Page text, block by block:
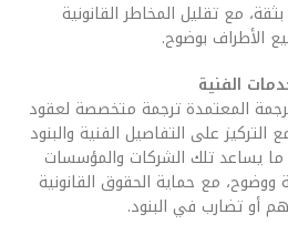
مع تقليل المخاطر القانونية
الأطراف بوضوح.
الفنية
المعتمدة ترجمة متخصصة لعقود
التركيز على التفاصيل الفنية والبنود
ما يساعد تلك الشركات والمؤسسات
مع حماية الحقوق القانونية
أو تضارب في البنود.